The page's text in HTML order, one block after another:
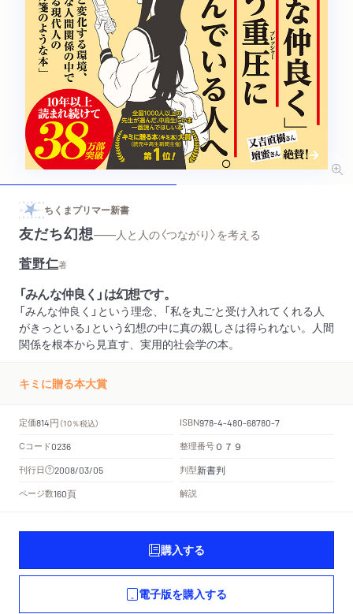
ちくまプリマー新書
友だち幻想——人と人の〈つながり〉を考える
菅野仁著
「みんな仲良く」は幻想です。
「みんな仲良く」という理念、「私を丸ごと受け入れてくれる人
がきっといる」という幻想の中に真の親しさは得られない。人間
関係を根本から見直す、実用的社会学の本。
キミに贈る本大賞
定価814円 （10％税込） ISBN978-4-480-68780-7
Cコード0236 整理番号 ０７９
刊行日 2008/03/05 判型新書判
ページ数160頁 解説
購入する
電子版を購入する